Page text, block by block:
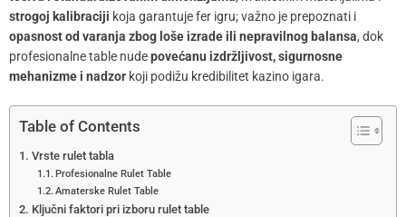
strogoj kalibraciji koja garantuje fer igru; važno je prepoznati i
opasnost od varanja zbog loše izrade ili nepravilnog balansa, dok
profesionalne table nudepovećanu izdržljivost, sigurnosne
mehanizme i nadzor koji podižu kredibilitet kazino igara.
Table of Contents
Vrste rulet tabla
Profesionalne Rulet Table
Amaterske Rulet Table
Ključni faktori pri izboru rulet table